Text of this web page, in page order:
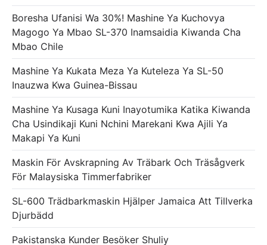
Boresha Ufanisi Wa 30%! Mashine Ya Kuchovya
Magogo Ya Mbao SL-370 Inamsaidia Kiwanda Cha
Mbao Chile
Mashine Ya Kukata Meza Ya Kuteleza Ya SL-50
Inauzwa Kwa Guinea-Bissau
Mashine Ya Kusaga Kuni Inayotumika Katika Kiwanda
Cha Usindikaji Kuni Nchini Marekani Kwa Ajili Ya
Makapi Ya Kuni
Maskin För Avskrapning Av Träbark Och Träsågverk
För Malaysiska Timmerfabriker
SL-600 Trädbarkmaskin Hjälper Jamaica Att Tillverka
Djurbädd
Pakistanska Kunder Besöker Shuliy